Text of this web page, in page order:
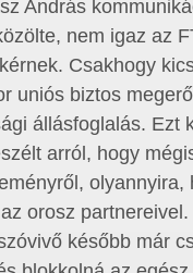
András
nem igaz az
Csakhogy
uniós biztos
állásfoglalás. Ezt
arról, hogy
olyannyira,
orosz partnereivel.
később már